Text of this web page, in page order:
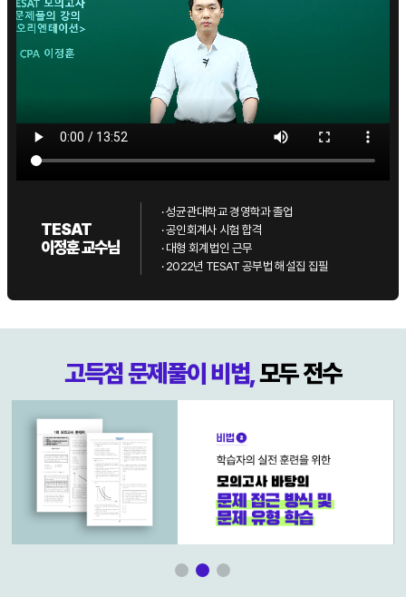
TESAT
이정훈 교수님
· 성균관대학교 경영학과 졸업
· 공인회계사 시험 합격
· 대형 회계법인 근무
· 2022년 TESAT 공부법 해설집 집필
고득점 문제풀이 비법,모두 전수